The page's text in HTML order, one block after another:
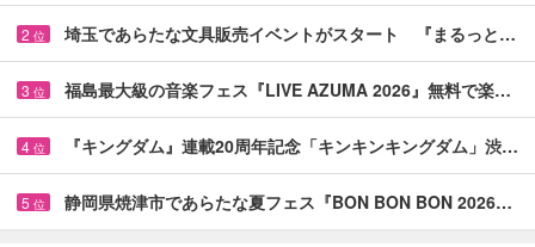
2 位 埼玉であらたな文具販売イベントがスタート 『まるっと…
3 位 福島最大級の音楽フェス『LIVE AZUMA 2026』無料で楽…
4 位 『キングダム』連載20周年記念「キンキンキングダム」渋…
5 位 静岡県焼津市であらたな夏フェス『BON BON BON 2026…